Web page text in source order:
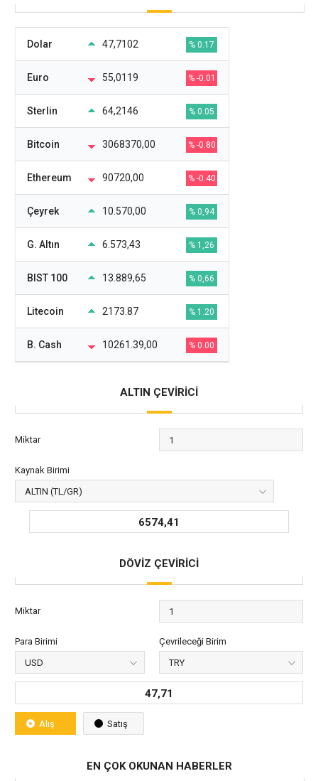
Dolar 47,7102 % 0.17
Euro 55,0119 % -0.01
Sterlin 64,2146 % 0.05
Bitcoin 3068370,00 % -0.80
Ethereum 90720,00 % -0.40
Çeyrek 10.570,00 % 0,94
G. Altın 6.573,43 % 1,26
BIST 100 13.889,65 % 0,66
Litecoin 2173.87 % 1.20
B. Cash 10261.39,00 % 0.00
ALTIN ÇEVİRİCİ
Miktar
Kaynak Birimi
6574,41
DÖVİZ ÇEVİRİCİ
Miktar
Para Birimi Çevrileceği Birim
47,71
Alış Satış
EN ÇOK OKUNAN HABERLER